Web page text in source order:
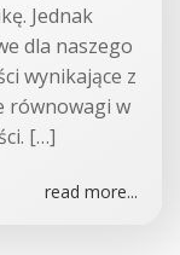
Jednak
dla naszego
wynikające z
równowagi w
[…]
read more...